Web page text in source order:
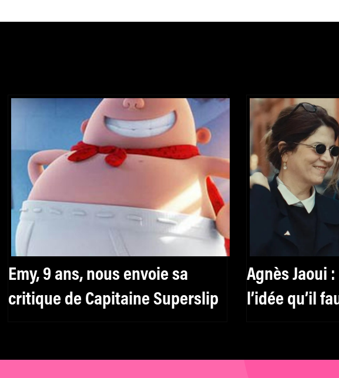
Emy, 9 ans, nous envoie sa
critique de Capitaine Superslip
Agnès Jaoui
l’idée qu’il